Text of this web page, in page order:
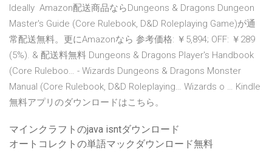
Ideally Amazon配送商品ならDungeons & Dragons Dungeon
Master's Guide (Core Rulebook, D&D Roleplaying Game)が通
常配送無料。更にAmazonなら 参考価格: ￥5,894; OFF: ￥289
(5%). & 配送料無料 Dungeons & Dragons Player's Handbook
(Core Ruleboo… - Wizards Dungeons & Dragons Monster
Manual (Core Rulebook, D&D Roleplaying… Wizards o … Kindle
無料アプリのダウンロードはこちら。
マインクラフトのjava isntダウンロード
オートコレクトの単語マックダウンロード無料